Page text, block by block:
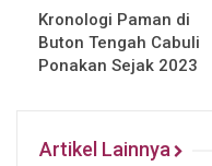
Kronologi Paman di
Buton Tengah Cabuli
Ponakan Sejak 2023
Artikel Lainnya